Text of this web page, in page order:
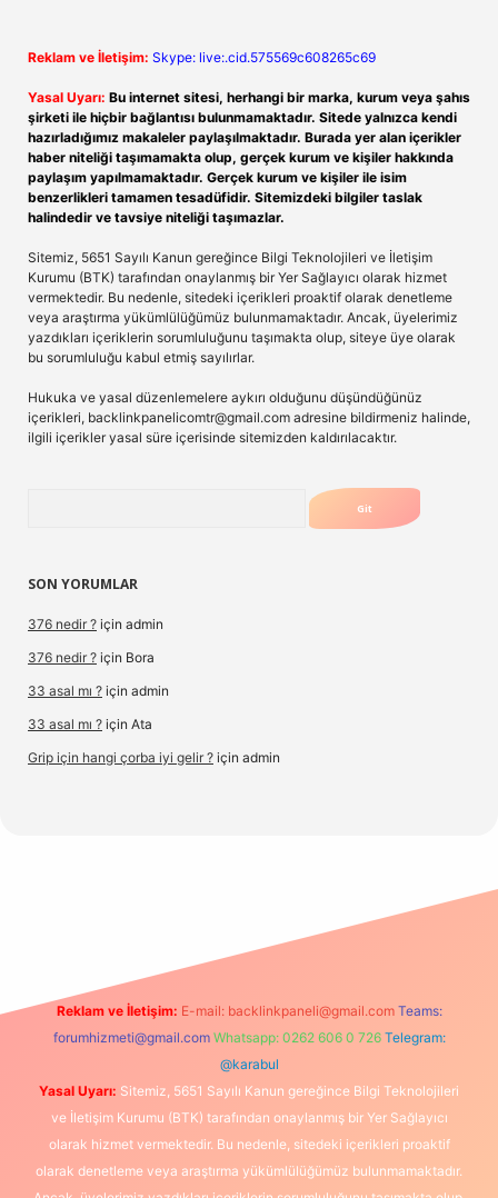
Reklam ve İletişim: Skype: live:.cid.575569c608265c69
Yasal Uyarı: Bu internet sitesi, herhangi bir marka, kurum veya şahıs
şirketi ile hiçbir bağlantısı bulunmamaktadır. Sitede yalnızca kendi
hazırladığımız makaleler paylaşılmaktadır. Burada yer alan içerikler
haber niteliği taşımamakta olup, gerçek kurum ve kişiler hakkında
paylaşım yapılmamaktadır. Gerçek kurum ve kişiler ile isim
benzerlikleri tamamen tesadüfidir. Sitemizdeki bilgiler taslak
halindedir ve tavsiye niteliği taşımazlar.
Sitemiz, 5651 Sayılı Kanun gereğince Bilgi Teknolojileri ve İletişim
Kurumu (BTK) tarafından onaylanmış bir Yer Sağlayıcı olarak hizmet
vermektedir. Bu nedenle, sitedeki içerikleri proaktif olarak denetleme
veya araştırma yükümlülüğümüz bulunmamaktadır. Ancak, üyelerimiz
yazdıkları içeriklerin sorumluluğunu taşımakta olup, siteye üye olarak
bu sorumluluğu kabul etmiş sayılırlar.
Hukuka ve yasal düzenlemelere aykırı olduğunu düşündüğünüz
içerikleri, backlinkpanelicomtr@gmail.com adresine bildirmeniz halinde,
ilgili içerikler yasal süre içerisinde sitemizden kaldırılacaktır.
SON YORUMLAR
376 nedir ? için admin
376 nedir ? için Bora
33 asal mı ? için admin
33 asal mı ? için Ata
Grip için hangi çorba iyi gelir ? için admin
Reklam ve İletişim: E-mail: backlinkpaneli@gmail.com Teams:
forumhizmeti@gmail.com Whatsapp: 0262 606 0 726 Telegram:
@karabul
Yasal Uyarı: Sitemiz, 5651 Sayılı Kanun gereğince Bilgi Teknolojileri
ve İletişim Kurumu (BTK) tarafından onaylanmış bir Yer Sağlayıcı
olarak hizmet vermektedir. Bu nedenle, sitedeki içerikleri proaktif
olarak denetleme veya araştırma yükümlülüğümüz bulunmamaktadır.